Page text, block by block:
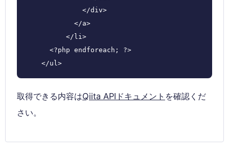
              </div>
            </a>
          </li>
      <?php endforeach; ?>
    </ul>
取得できる内容はQiita APIドキュメント を確認くだ
さい。